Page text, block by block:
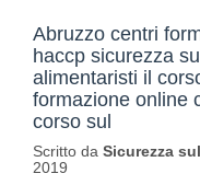
Abruzzo centri
haccp sicurezza
alimentaristi il
formazione online
corso sul
Scritto da Sicurezza
2019